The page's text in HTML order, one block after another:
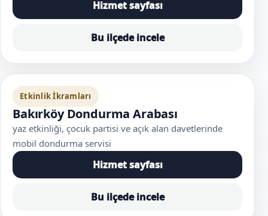
Hizmet sayfası
Bu ilçede incele
Etkinlik İkramları
Bakırköy Dondurma Arabası
yaz etkinliği, çocuk partisi ve açık alan davetlerinde
mobil dondurma servisi
Hizmet sayfası
Bu ilçede incele